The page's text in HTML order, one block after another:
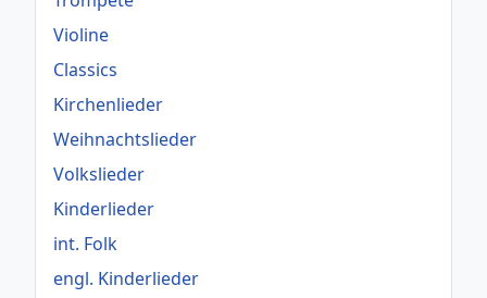
Violine
Classics
Kirchenlieder
Weihnachtslieder
Volkslieder
Kinderlieder
int. Folk
engl. Kinderlieder